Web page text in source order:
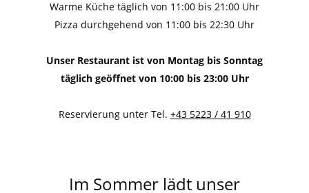
Warme Küche täglich von 11:00 bis 21:­00 Uhr
Pizza durchgehend von 11:00 bis 22:30 Uhr
Unser Restaurant ist von Montag bis Sonntag
täglich geöffnet von 10:00 bis 23:00 Uhr
Reservierung unter Tel. +43 5223 / 41 910
Im Sommer lädt unser